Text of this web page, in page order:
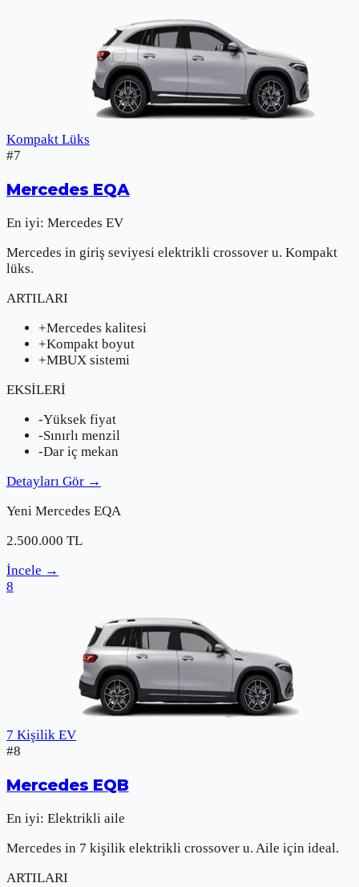
Kompakt Lüks
#7
Mercedes EQA
En iyi: Mercedes EV
Mercedes in giriş seviyesi elektrikli crossover u. Kompakt
lüks.
ARTILARI
+Mercedes kalitesi
+Kompakt boyut
+MBUX sistemi
EKSİLERİ
-Yüksek fiyat
-Sınırlı menzil
-Dar iç mekan
Detayları Gör →
Yeni Mercedes EQA
2.500.000 TL
İncele →
8
7 Kişilik EV
#8
Mercedes EQB
En iyi: Elektrikli aile
Mercedes in 7 kişilik elektrikli crossover u. Aile için ideal.
ARTILARI